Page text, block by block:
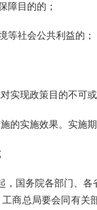
障目的的；
等社会公共利益的；
实现政策目的不可
的实施效果。实施
，国务院各部门、
商总局要会同有